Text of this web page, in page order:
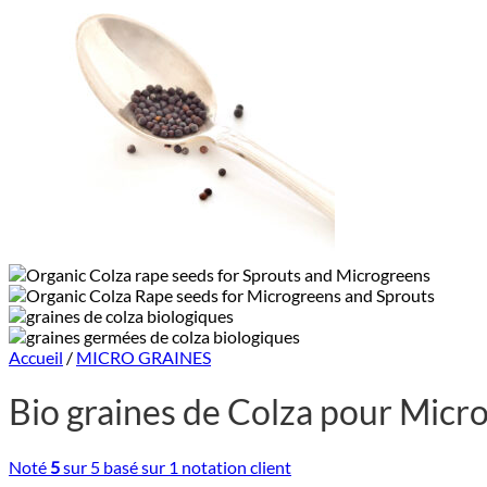
Accueil / MICRO GRAINES
Bio graines de Colza pour
Noté 5sur 5 basé sur 1 notation client